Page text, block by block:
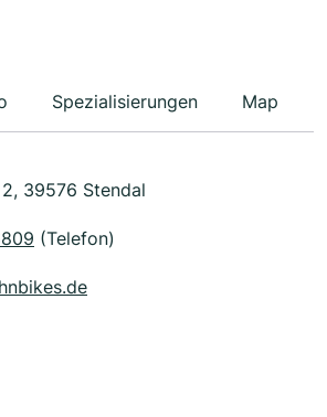
Spezialisierungen Map
39576 Stendal
(Telefon)